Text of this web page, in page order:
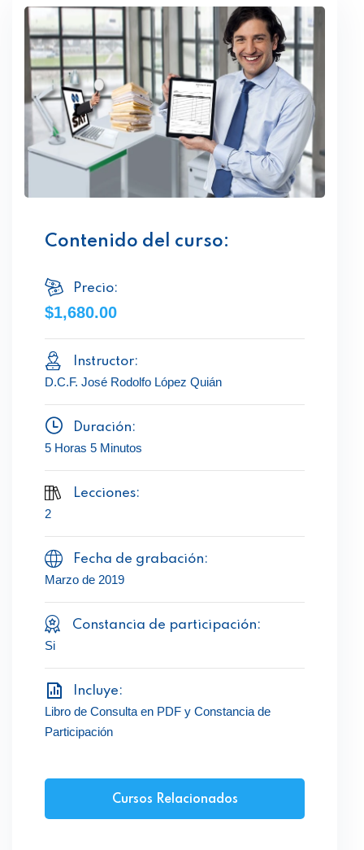
Contenido del curso:
Precio:
$1,680.00
Instructor:
D.C.F. José Rodolfo López Quián
Duración:
5 Horas 5 Minutos
Lecciones:
2
Fecha de grabación:
Marzo de 2019
Constancia de participación:
Si
Incluye:
Libro de Consulta en PDF y Constancia de
Participación
Cursos Relacionados